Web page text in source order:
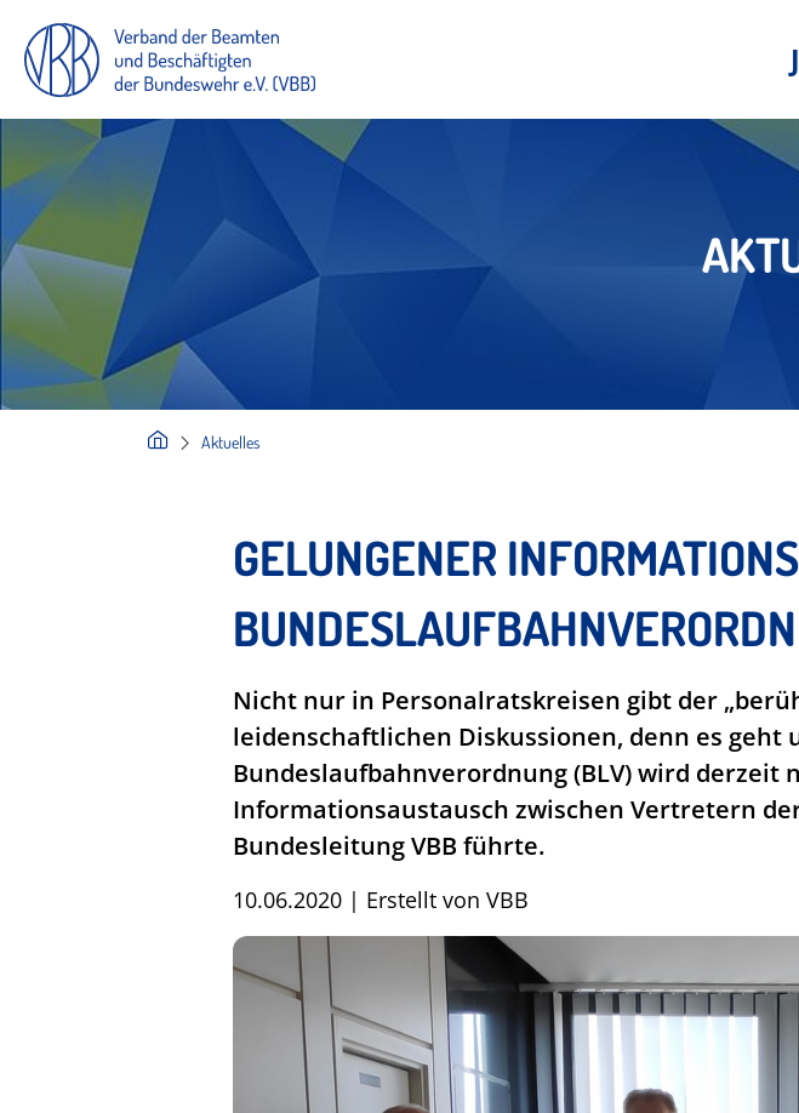
Aktuelles
GELUNGENER
Nicht nur in Personalratskreisen gibt der
leidenschaftlichen Diskussionen, denn es
Bundeslaufbahnverordnung (BLV) wird derzeit
Informationsaustausch zwischen Vertretern
Bundesleitung VBB führte.
10.06.2020 | Erstellt von VBB